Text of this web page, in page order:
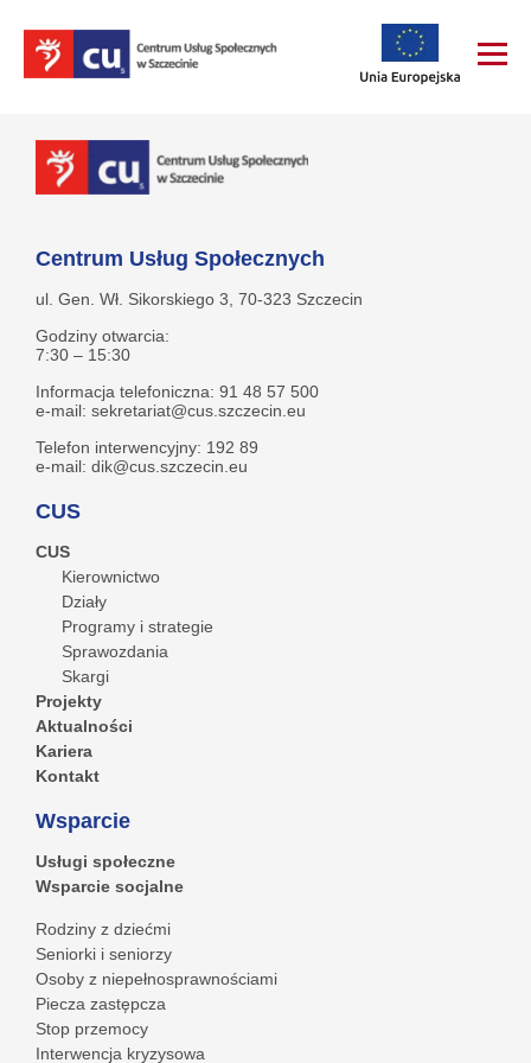
Centrum Usług Społecznych
ul. Gen. Wł. Sikorskiego 3, 70-323 Szczecin
Godziny otwarcia:
7:30 – 15:30
Informacja telefoniczna: 91 48 57 500
e-mail: sekretariat@cus.szczecin.eu
Telefon interwencyjny: 192 89
e-mail: dik@cus.szczecin.eu
CUS
CUS
Kierownictwo
Działy
Programy i strategie
Sprawozdania
Skargi
Projekty
Aktualności
Kariera
Kontakt
Wsparcie
Usługi społeczne
Wsparcie socjalne
Rodziny z dziećmi
Seniorki i seniorzy
Osoby z niepełnosprawnościami
Piecza zastępcza
Stop przemocy
Interwencja kryzysowa